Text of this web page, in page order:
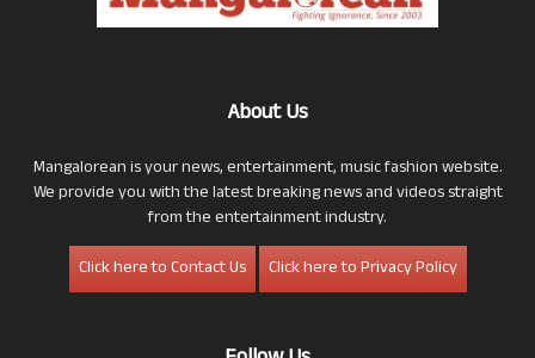
About Us
Mangalorean is your news, entertainment, music fashion website.
We provide you with the latest breaking news and videos straight
from the entertainment industry.
Click here to Contact Us
Click here to Privacy Policy